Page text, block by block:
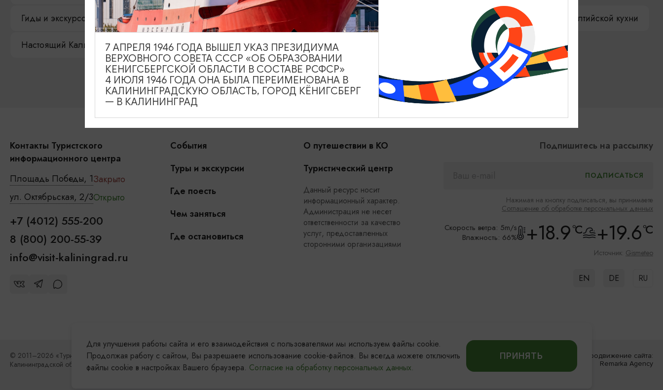
Гиды и экскурсоводы Достопримечательности Карты и маршруты Рестораны Как доехать Компас Балтийской кухни
Настоящий Калининградец Музеи
Контакты Туристского
информационного центра
Площадь Победы, 1Закрыто
ул. Октябрьская, 2/3Открыто
+7 (4012) 555-200
8 (800) 200-55-39
info@visit-kaliningrad.ru
События
Туры и экскурсии
Где поесть
Чем заняться
Где остановиться
О путешествии в КО
Туристический центр
Данный ресурс носит
информационный характер.
Администрация не несет
ответственности за качество
услуг, предоставленных
сторонними организациями
Подпишитесь на рассылку
Нажимая на кнопку подписаться, вы принимаете
Соглашение об обработке персональных данных
Скорость ветра: 5m/s
Влажность: 66%
+18.9°C +19.6°C
Источник: Gismeteo
EN DE RU
© 2011–2026 «Туристский информационный центр
Калининградской области»
Разработка сайта:
«Решение»
Продвижение сайта:
Remarka Agency
Для улучшения работы сайта и его взаимодействия с пользователями мы используем файлы cookie.
Продолжая работу с сайтом, Вы разрешаете использование cookie-файлов. Вы всегда можете отключить
файлы cookie в настройках Вашего браузера. Согласие на обработку персональных данных.
ПРИНЯТЬ
7 АПРЕЛЯ 1946 ГОДА ВЫШЕЛ УКАЗ ПРЕЗИДИУМА
ВЕРХОВНОГО СОВЕТА СССР «ОБ ОБРАЗОВАНИИ
КЕНИГСБЕРГСКОЙ ОБЛАСТИ В СОСТАВЕ РСФСР»
4 ИЮЛЯ 1946 ГОДА ОНА БЫЛА ПЕРЕИМЕНОВАНА В
КАЛИНИНГРАДСКУЮ ОБЛАСТЬ, ГОРОД КЁНИГСБЕРГ
— В КАЛИНИНГРАД